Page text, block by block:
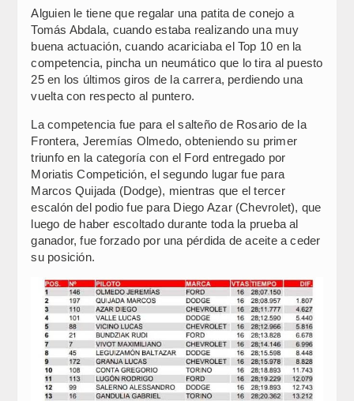
Alguien le tiene que regalar una patita de conejo a
Tomás Abdala, cuando estaba realizando una muy
buena actuación, cuando acariciaba el Top 10 en la
competencia, pincha un neumático que lo tira al puesto
25 en los últimos giros de la carrera, perdiendo una
vuelta con respecto al puntero.
La competencia fue para el salteño de Rosario de la
Frontera, Jeremías Olmedo, obteniendo su primer
triunfo en la categoría con el Ford entregado por
Moriatis Competición, el segundo lugar fue para
Marcos Quijada (Dodge), mientras que el tercer
escalón del podio fue para Diego Azar (Chevrolet), que
luego de haber escoltado durante toda la prueba al
ganador, fue forzado por una pérdida de aceite a ceder
su posición.